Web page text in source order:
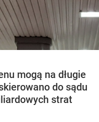
mogą na długie
do sądu
strat